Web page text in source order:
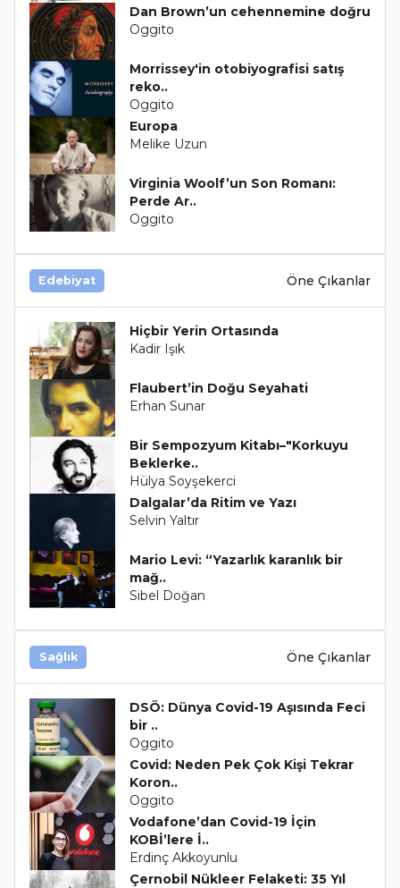
Dan Brown’un cehennemine doğru
Oggito
Morrissey'in otobiyografisi satış
reko..
Oggito
Europa
Melike Uzun
Virginia Woolf’un Son Romanı:
Perde Ar..
Oggito
Edebiyat Öne Çıkanlar
Hiçbir Yerin Ortasında
Kadir Işık
Flaubert’in Doğu Seyahati
Erhan Sunar
Bir Sempozyum Kitabı–"Korkuyu
Beklerke..
Hülya Soyşekerci
Dalgalar’da Ritim ve Yazı
Selvin Yaltır
Mario Levi: “Yazarlık karanlık bir
mağ..
Sibel Doğan
Sağlık Öne Çıkanlar
DSÖ: Dünya Covid-19 Aşısında Feci
bir ..
Oggito
Covid: Neden Pek Çok Kişi Tekrar
Koron..
Oggito
Vodafone’dan Covid-19 İçin
KOBİ’lere İ..
Erdinç Akkoyunlu
Çernobil Nükleer Felaketi: 35 Yıl